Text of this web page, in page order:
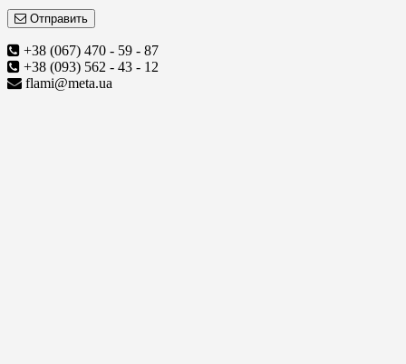
Отправить
+38 (067) 470 - 59 - 87
+38 (093) 562 - 43 - 12
flami@meta.ua